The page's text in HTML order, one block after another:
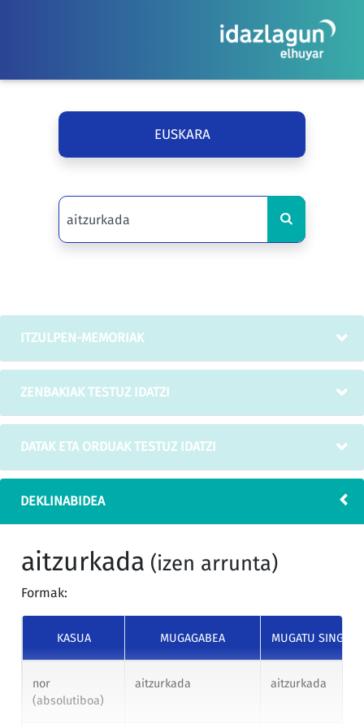
EUSKARA
ITZULPEN-MEMORIAK
ZENBAKIAK TESTUZ IDATZI
DATAK ETA ORDUAK TESTUZ IDATZI
DEKLINABIDEA
aitzurkada (izen arrunta)
Formak:
KASUA MUGAGABEA MUGATU
nor
(absolutiboa)
aitzurkada aitzurkada